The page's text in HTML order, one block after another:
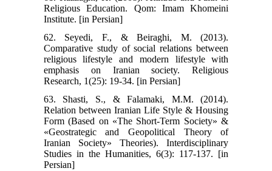
Religious Education. Qom: Imam Khomeini
Institute. [in Persian]
62. Seyedi, F., & Beiraghi, M. (2013).
Comparative study of social relations between
religious lifestyle and modern lifestyle with
emphasis on Iranian society. Religious
Research, 1(25): 19-34. [in Persian]
63. Shasti, S., & Falamaki, M.M. (2014).
Relation between Iranian Life Style & Housing
Form (Based on «The Short-Term Society» &
«Geostrategic and Geopolitical Theory of
Iranian Society» Theories). Interdisciplinary
Studies in the Humanities, 6(3): 117-137. [in
Persian]